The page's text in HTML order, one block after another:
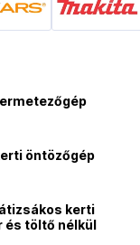
öntözőgép
kerti
és töltő nélkül